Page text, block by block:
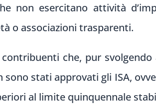
non esercitano attività
o associazioni trasparenti.
che, pur
stati approvati gli ISA,
al limite quinquennale